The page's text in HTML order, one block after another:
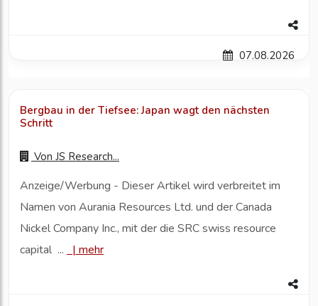
07.08.2026
Bergbau in der Tiefsee: Japan wagt den nächsten
Schritt
Von JS Research...
Anzeige/Werbung - Dieser Artikel wird verbreitet im
Namen von Aurania Resources Ltd. und der Canada
Nickel Company Inc., mit der die SRC swiss resource
capital ...
| mehr